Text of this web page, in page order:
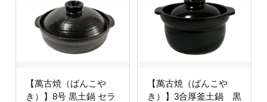
【萬古焼（ばんこや
き）】8号 黒土鍋 セラ
【萬古焼（ばんこや
き）】3合厚釜土鍋 黒